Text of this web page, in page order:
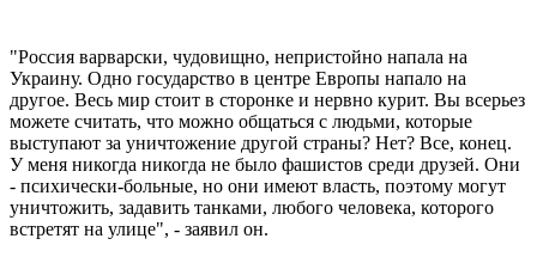
"Россия варварски, чудовищно, непристойно напала на
Украину. Одно государство в центре Европы напало на
другое. Весь мир стоит в сторонке и нервно курит. Вы всерьез
можете считать, что можно общаться с людьми, которые
выступают за уничтожение другой страны? Нет? Все, конец.
У меня никогда никогда не было фашистов среди друзей. Они
- психически-больные, но они имеют власть, поэтому могут
уничтожить, задавить танками, любого человека, которого
встретят на улице", - заявил он.